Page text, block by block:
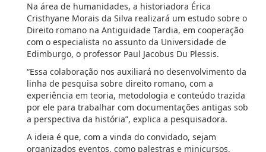
Na área de humanidades, a historiadora Érica
Cristhyane Morais da Silva realizará um estudo sobre o
Direito romano na Antiguidade Tardia, em cooperação
com o especialista no assunto da Universidade de
Edimburgo, o professor Paul Jacobus Du Plessis.
“Essa colaboração nos auxiliará no desenvolvimento da
linha de pesquisa sobre direito romano, com a
experiência em teoria, metodologia e conteúdo trazida
por ele para trabalhar com documentações antigas sob
a perspectiva da história”, explica a pesquisadora.
A ideia é que, com a vinda do convidado, sejam
organizados eventos, como palestras e minicursos,